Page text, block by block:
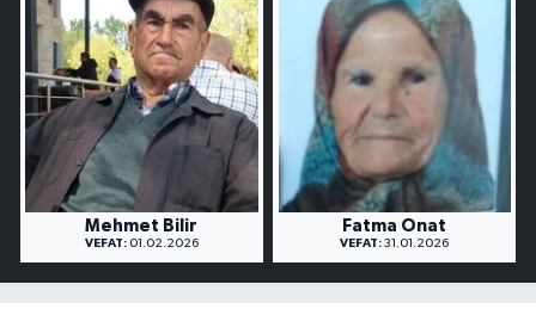
Mehmet Bilir
VEFAT:01.02.2026
Fatma Onat
VEFAT: 31.01.2026